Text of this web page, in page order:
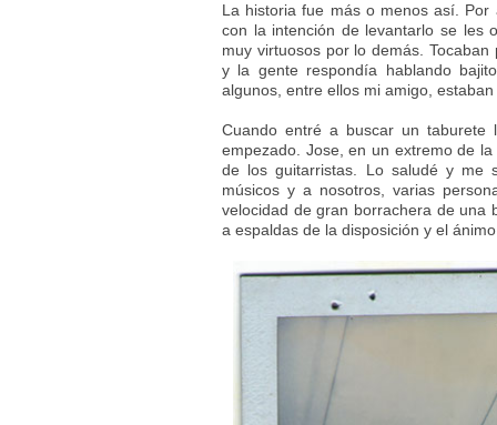
La historia fue más o menos así.
con la intención de levantarlo se les
muy virtuosos por lo demás.
y la gente respondía hablando
algunos, entre ellos mi amigo,
Cuando entré a buscar un
empezado. Jose, en un extremo de
de los guitarristas. Lo saludé y me
músicos y a nosotros, varias
velocidad de gran borrachera de una
a espaldas de la disposición y el